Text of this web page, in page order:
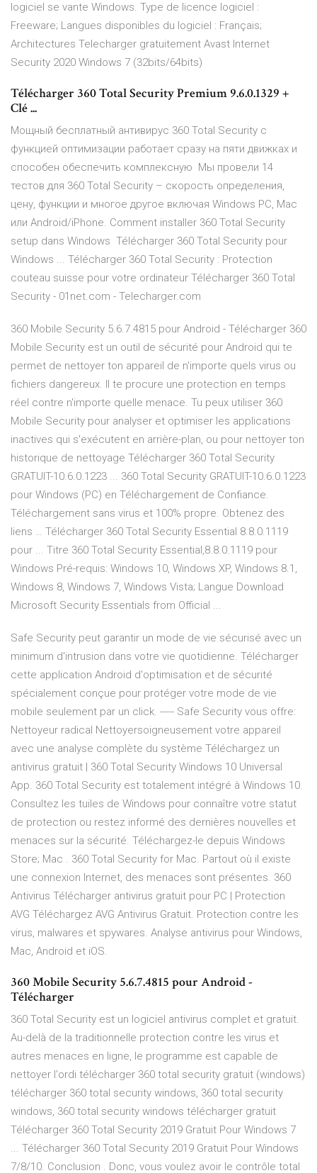
logiciel se vante Windows. Type de licence logiciel :
Freeware; Langues disponibles du logiciel : Français;
Architectures Telecharger gratuitement Avast Internet
Security 2020 Windows 7 (32bits/64bits)
Télécharger 360 Total Security Premium 9.6.0.1329 +
Clé ...
Мощный бесплатный антивирус 360 Total Security с
функцией оптимизации работает сразу на пяти движках и
способен обеспечить комплексную Мы провели 14
тестов для 360 Total Security – скорость определения,
цену, функции и многое другое включая Windows PC, Mac
или Android/iPhone. Comment installer 360 Total Security
setup dans Windows Télécharger 360 Total Security pour
Windows ... Télécharger 360 Total Security : Protection
couteau suisse pour votre ordinateur Télécharger 360 Total
Security - 01net.com - Telecharger.com
360 Mobile Security 5.6.7.4815 pour Android - Télécharger 360
Mobile Security est un outil de sécurité pour Android qui te
permet de nettoyer ton appareil de n'importe quels virus ou
fichiers dangereux. Il te procure une protection en temps
réel contre n'importe quelle menace. Tu peux utiliser 360
Mobile Security pour analyser et optimiser les applications
inactives qui s'exécutent en arrière-plan, ou pour nettoyer ton
historique de nettoyage Télécharger 360 Total Security
GRATUIT-10.6.0.1223 ... 360 Total Security GRATUIT-10.6.0.1223
pour Windows (PC) en Téléchargement de Confiance.
Téléchargement sans virus et 100% propre. Obtenez des
liens … Télécharger 360 Total Security Essential 8.8.0.1119
pour ... Titre 360 Total Security Essential,8.8.0.1119 pour
Windows Pré-requis: Windows 10, Windows XP, Windows 8.1,
Windows 8, Windows 7, Windows Vista; Langue Download
Microsoft Security Essentials from Official ...
Safe Security peut garantir un mode de vie sécurisé avec un
minimum d'intrusion dans votre vie quotidienne. Télécharger
cette application Android d'optimisation et de sécurité
spécialement conçue pour protéger votre mode de vie
mobile seulement par un click. ----- Safe Security vous offre:
Nettoyeur radical Nettoyersoigneusement votre appareil
avec une analyse complète du système Téléchargez un
antivirus gratuit | 360 Total Security Windows 10 Universal
App. 360 Total Security est totalement intégré à Windows 10.
Consultez les tuiles de Windows pour connaître votre statut
de protection ou restez informé des dernières nouvelles et
menaces sur la sécurité. Téléchargez-le depuis Windows
Store; Mac . 360 Total Security for Mac. Partout où il existe
une connexion Internet, des menaces sont présentes. 360
Antivirus Télécharger antivirus gratuit pour PC | Protection
AVG Téléchargez AVG Antivirus Gratuit. Protection contre les
virus, malwares et spywares. Analyse antivirus pour Windows,
Mac, Android et iOS.
360 Mobile Security 5.6.7.4815 pour Android -
Télécharger
360 Total Security est un logiciel antivirus complet et gratuit.
Au-delà de la traditionnelle protection contre les virus et
autres menaces en ligne, le programme est capable de
nettoyer l'ordi télécharger 360 total security gratuit (windows)
télécharger 360 total security windows, 360 total security
windows, 360 total security windows télécharger gratuit
Télécharger 360 Total Security 2019 Gratuit Pour Windows 7
... Télécharger 360 Total Security 2019 Gratuit Pour Windows
7/8/10. Conclusion . Donc, vous voulez avoir le contrôle total